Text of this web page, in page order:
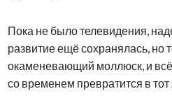
Пока не было телевидения,
развитие ещё сохранялась, но
окаменевающий моллюск, и всё
со временем превратится в